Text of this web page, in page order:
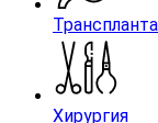
Хирургия